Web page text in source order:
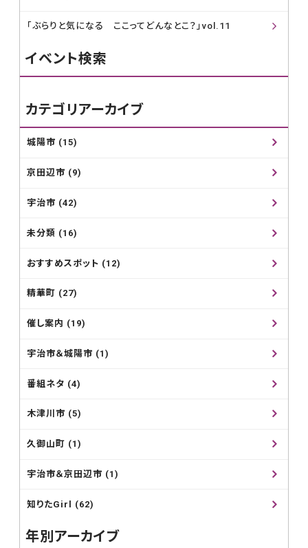
「ぶらりと気になる ここってどんなとこ？」vol.11
イベント検索
カテゴリアーカイブ
城陽市 (15)
京田辺市 (9)
宇治市 (42)
未分類 (16)
おすすめスポット (12)
精華町 (27)
催し案内 (19)
宇治市＆城陽市 (1)
番組ネタ (4)
木津川市 (5)
久御山町 (1)
宇治市＆京田辺市 (1)
知りたGirl (62)
年別アーカイブ